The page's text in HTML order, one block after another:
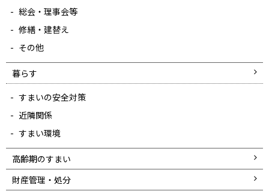
総会・理事会等
修繕・建替え
その他
暮らす
すまいの安全対策
近隣関係
すまい環境
高齢期のすまい
財産管理・処分